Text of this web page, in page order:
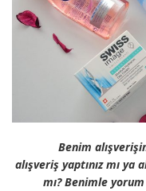
Benim
alışveriş yaptınız mı ya
mı? Benimle